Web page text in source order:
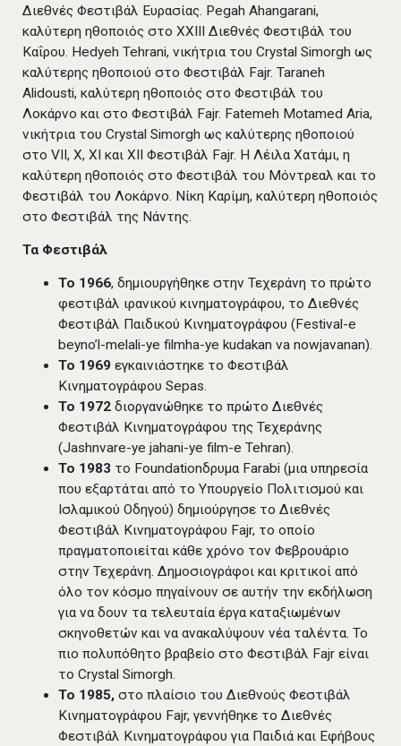
Διεθνές Φεστιβάλ Ευρασίας. Pegah Ahangarani,
καλύτερη ηθοποιός στο XXIII Διεθνές Φεστιβάλ του
Καΐρου. Hedyeh Tehrani, νικήτρια του Crystal Simorgh ως
καλύτερης ηθοποιού στο Φεστιβάλ Fajr. Taraneh
Alidousti, καλύτερη ηθοποιός στο Φεστιβάλ του
Λοκάρνο και στο Φεστιβάλ Fajr. Fatemeh Motamed Aria,
νικήτρια του Crystal Simorgh ως καλύτερης ηθοποιού
στο VII, X, XI και XII Φεστιβάλ Fajr. Η Λέιλα Χατάμι, η
καλύτερη ηθοποιός στο Φεστιβάλ του Μόντρεαλ και το
Φεστιβάλ του Λοκάρνο. Νίκη Καρίμη, καλύτερη ηθοποιός
στο Φεστιβάλ της Νάντης.
Τα Φεστιβάλ
Το 1966, δημιουργήθηκε στην Τεχεράνη το πρώτο
φεστιβάλ ιρανικού κινηματογράφου, το Διεθνές
Φεστιβάλ Παιδικού Κινηματογράφου (Festival-e
beyno’l-melali-ye filmha-ye kudakan va nowjavanan).
Το 1969 εγκαινιάστηκε το Φεστιβάλ
Κινηματογράφου Sepas.
Το 1972 διοργανώθηκε το πρώτο Διεθνές
Φεστιβάλ Κινηματογράφου της Τεχεράνης
(Jashnvare-ye jahani-ye film-e Tehran).
Το 1983 το Foundationδρυμα Farabi (μια υπηρεσία
που εξαρτάται από το Υπουργείο Πολιτισμού και
Ισλαμικού Οδηγού) δημιούργησε το Διεθνές
Φεστιβάλ Κινηματογράφου Fajr, το οποίο
πραγματοποιείται κάθε χρόνο τον Φεβρουάριο
στην Τεχεράνη. Δημοσιογράφοι και κριτικοί από
όλο τον κόσμο πηγαίνουν σε αυτήν την εκδήλωση
για να δουν τα τελευταία έργα καταξιωμένων
σκηνοθετών και να ανακαλύψουν νέα ταλέντα. Το
πιο πολυπόθητο βραβείο στο Φεστιβάλ Fajr είναι
το Crystal Simorgh.
Το 1985, στο πλαίσιο του Διεθνούς Φεστιβάλ
Κινηματογράφου Fajr, γεννήθηκε το Διεθνές
Φεστιβάλ Κινηματογράφου για Παιδιά και Εφήβους